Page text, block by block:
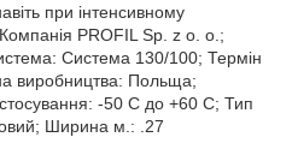
при інтенсивному
PROFIL Sp. z o. o.;
Система 130/100; Термін
виробництва: Польща;
-50 С до +60 С; Тип
Ширина м.: .27